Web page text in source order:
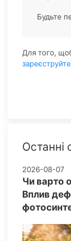
Будьте
Для того,
Останні
2026-08-07
Чи варто
Вплив